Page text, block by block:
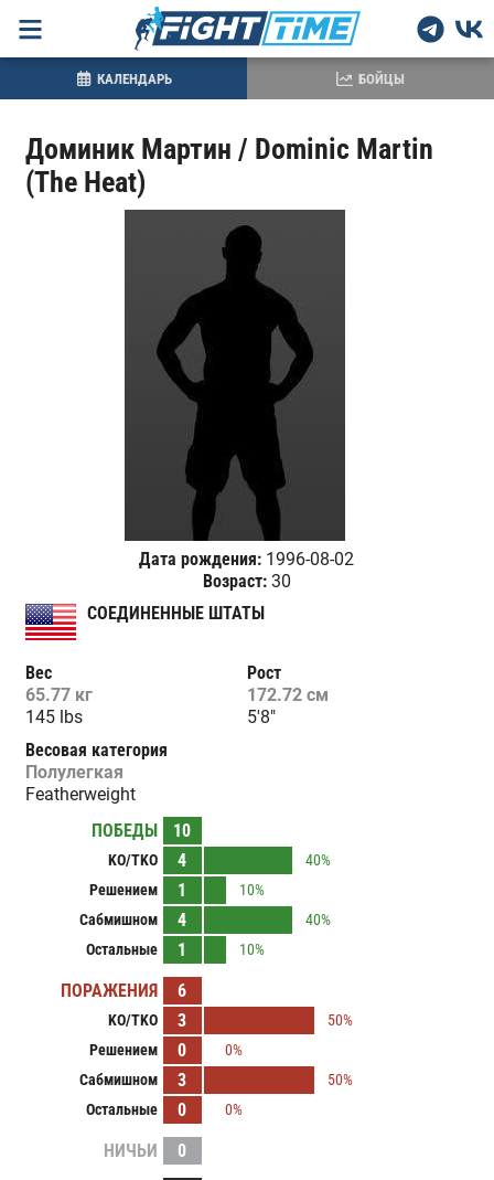
Доминик Мартин / Dominic Martin
(The Heat)
Дата рождения: 1996-08-02
Возраст:30
СОЕДИНЕННЫЕ ШТАТЫ
Вес
65.77 кг
145 lbs
Рост
172.72 см
5'8"
Весовая категория
Полулегкая
Featherweight
ПОБЕДЫ
10
KO/TKO 4
40%
Решением
1
10%
Сабмишном
4
40%
Остальные
1 10%
ПОРАЖЕНИЯ 6
KO/TKO 3
50%
Решением
0
0%
Сабмишном
3
50%
Остальные
0 0%
НИЧЬИ
0
КАЛЕНДАРЬ БОЙЦЫ